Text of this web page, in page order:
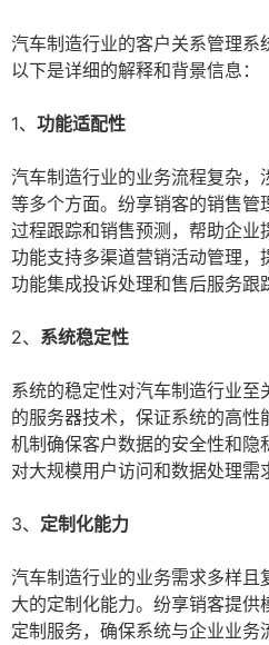
汽车制造行业的客户关系管理系
以下是详细的解释和背景信息：
1、 功能适配性
汽车制造行业的业务流程复杂，
等多个方面。纷享销客的销售管
过程跟踪和销售预测，帮助企业
功能支持多渠道营销活动管理，
功能集成投诉处理和售后服务跟
2、 系统稳定性
系统的稳定性对汽车制造行业
的服务器技术，保证系统的高性
机制确保客户数据的安全性和隐
对大规模用户访问和数据处理需
3、 定制化能力
汽车制造行业的业务需求多样且
大的定制化能力。纷享销客提供
定制服务，确保系统与企业业